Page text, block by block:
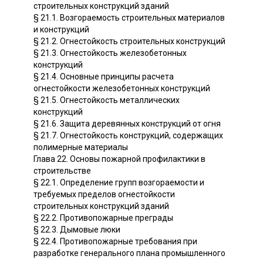
строительных конструкций зданий
§ 21.1. Возгораемость строительных материалов
и конструкций
§ 21.2. Огнестойкость строительных конструкций
§ 21.3. Огнестойкость железобетонных
конструкций
§ 21.4. Основные принципы расчета
огнестойкости железобетонных конструкций
§ 21.5. Огнестойкость металлических
конструкций
§ 21.6. Защита деревянных конструкций от огня
§ 21.7. Огнестойкость конструкций, содержащих
полимерные материалы
Глава 22. Основы пожарной профилактики в
строительстве
§ 22.1. Определение групп возгораемости и
требуемых пределов огнестойкости
строительных конструкций зданий
§ 22.2. Противопожарные преграды
§ 22.3. Дымовые люки
§ 22.4. Противопожарные требования при
разработке генерального плана промышленного